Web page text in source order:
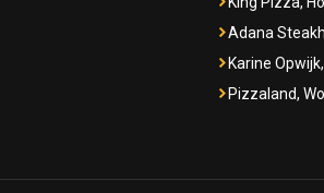
Adana
Karine
Pizzaland,